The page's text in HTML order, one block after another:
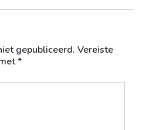
gepubliceerd. Vereiste
*